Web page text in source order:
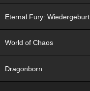
Eternal Fury: Wiedergeburt
World of Chaos
Dragonborn